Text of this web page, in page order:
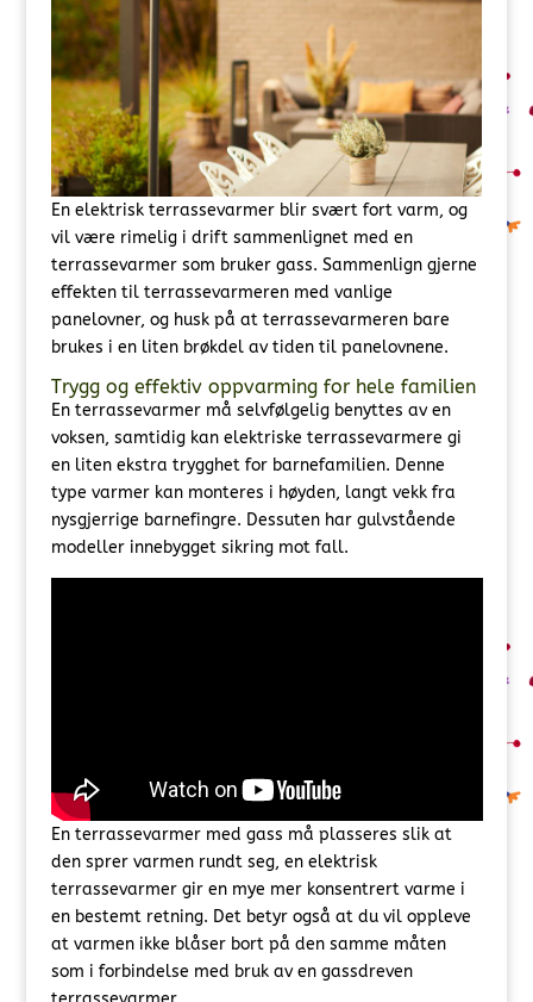
En elektrisk terrassevarmer blir svært fort varm, og
vil være rimelig i drift sammenlignet med en
terrassevarmer som bruker gass. Sammenlign gjerne
effekten til terrassevarmeren med vanlige
panelovner, og husk på at terrassevarmeren bare
brukes i en liten brøkdel av tiden til panelovnene.
Trygg og effektiv oppvarming for hele familien
En terrassevarmer må selvfølgelig benyttes av en
voksen, samtidig kan elektriske terrassevarmere gi
en liten ekstra trygghet for barnefamilien. Denne
type varmer kan monteres i høyden, langt vekk fra
nysgjerrige barnefingre. Dessuten har gulvstående
modeller innebygget sikring mot fall.
En terrassevarmer med gass må plasseres slik at
den sprer varmen rundt seg, en elektrisk
terrassevarmer gir en mye mer konsentrert varme i
en bestemt retning. Det betyr også at du vil oppleve
at varmen ikke blåser bort på den samme måten
som i forbindelse med bruk av en gassdreven